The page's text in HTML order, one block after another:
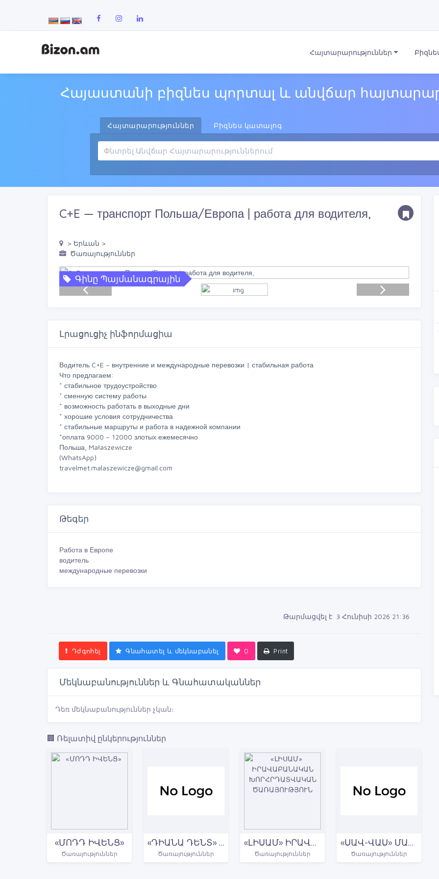
Հայտարարություններ
Հայաստանի բիզնես պորտալ և անվճար
Հայտարարություններ Բիզնես կատալոգ
C+E — транспорт Польша/Европа | работа для водителя,
> Երևան >
Ծառայություններ
Գինը Պայմանագրային
Լրացուցիչ ինֆորմացիա
Водитель C+E – внутренние и международные перевозки | стабильная работа
Что предлагаем:
* стабильное трудоустройство
* сменную систему работы
* возможность работать в выходные дни
* хорошие условия сотрудничества
* стабильные маршруты и работа в надежной компании
*оплата 9000 – 12000 злотых ежемесячно
Польша, Małaszewicze
(WhatsApp)
travelmet.malaszewicze@gmail.com
Թեգեր
Работа в Европе
водитель
международные перевозки
Թարմացվել է 3 Հունիսի 2026 21:36
Դժգոհել Գնահատել և մեկնաբանել 0 Print
Մեկնաբանություններ և Գնահատականներ
Դեռ մեկնաբանություններ չկան։
🏢 Ռելատիվ ընկերություններ
«ՄՈԴԴ ԻՎԵՆՑ»
Ծառայություններ
«ԴԻԱՆԱ ԴԵՆՏ» ՍՏՈՄԱՏՈԼՈԳԻԱԿԱՆ ԿԼԻՆԻԿԱ
Ծառայություններ
«ԼԻՍԱՄ» ԻՐԱՎԱԲԱՆԱԿԱՆ ԽՈՐՀՐԴԱՏՎԱԿԱՆ ԾԱՌԱՅՈՒԹՅՈՒՆ
Ծառայություններ
«ՍԱՎ-ՎԱՍ» ՄԱՔՐՄԱՆ ԾԱՌԱՅՈՒԹՅՈՒՆ
Ծառայություններ